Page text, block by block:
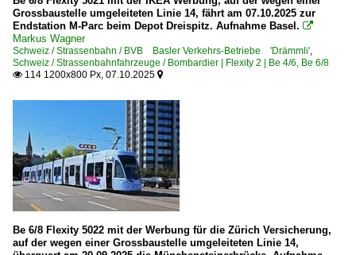
Grossbaustelle umgeleiteten Linie 14, fährt am 07.10.2025 zur
Endstation M-Parc beim Depot Dreispitz. Aufnahme Basel. 
Markus Wagner
Schweiz / Strassenbahn / BVB Basler Verkehrs-Betriebe 'Drämmli',
Schweiz / Strassenbahnfahrzeuge / Bombardier | Flexity 2 | Be 4/6, Be 6/8
 114 1200x800 Px, 07.10.2025 
Be 6/8 Flexity 5022 mit der Werbung für die Zürich Versicherung,
auf der wegen einer Grossbaustelle umgeleiteten Linie 14,